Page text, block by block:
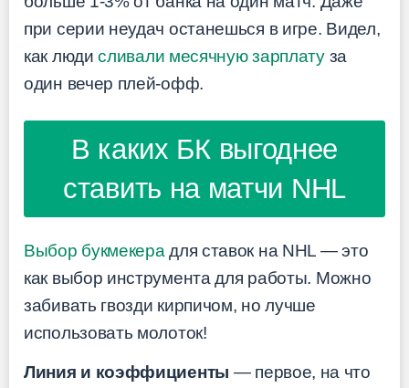
при серии неудач останешься в игре. Видел,
как людисливали месячную зарплатуза
один вечер плей-офф.
В каких БК выгоднее
ставить на матчи NHL
Выбор букмекера для ставок на NHL — это
как выбор инструмента для работы. Можно
забивать гвозди кирпичом, но лучше
использовать молоток!
Линия и коэффициенты — первое, на что